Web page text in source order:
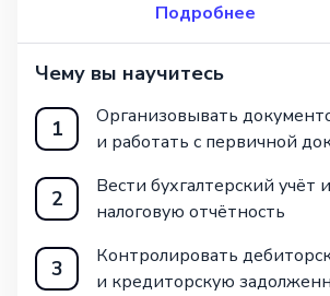
Подробнее
Чему вы научитесь
1
Организовывать
и работать с первичной
2
Вести бухгалтерский учёт
налоговую отчётность
3
Контролировать
и кредиторскую